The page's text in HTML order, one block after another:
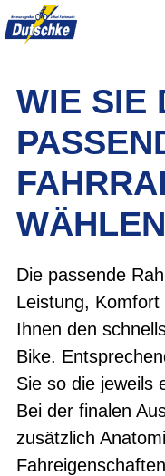
WIE SIE
ÄHLEN
Die passende
Leistung,
Ihnen den
Bike.
Sie so die jeweils
Bei der finalen
zusätzlich